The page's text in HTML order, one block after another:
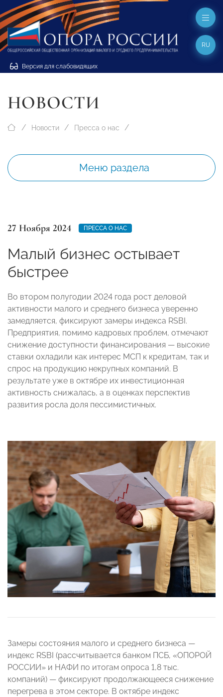
Версия для слабовидящих
RU
НОВОСТИ
Новости Пресса о нас
Меню раздела
27 Ноября 2024 ПРЕССА О НАС
Малый бизнес остывает
быстрее
Во втором полугодии 2024 года рост деловой
активности малого и среднего бизнеса уверенно
замедляется, фиксируют замеры индекса RSBI.
Предприятия, помимо кадровых проблем, отмечают
снижение доступности финансирования — высокие
ставки охладили как интерес МСП к кредитам, так и
спрос на продукцию некрупных компаний. В
результате уже в октябре их инвестиционная
активность снижалась, а в оценках перспектив
развития росла доля пессимистичных.
Замеры состояния малого и среднего бизнеса —
индекс RSBI (рассчитывается банком ПСБ, «ОПОРОЙ
РОССИИ» и НАФИ по итогам опроса 1,8 тыс.
компаний) — фиксируют продолжающееся снижение
перегрева в этом секторе. В октябре индекс